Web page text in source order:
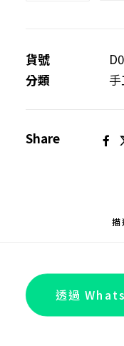
包
（手
數
貨號
分類
Share
描
透過